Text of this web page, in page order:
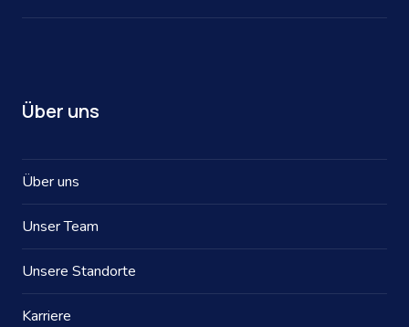
Über uns
Über uns
Unser Team
Unsere Standorte
Karriere